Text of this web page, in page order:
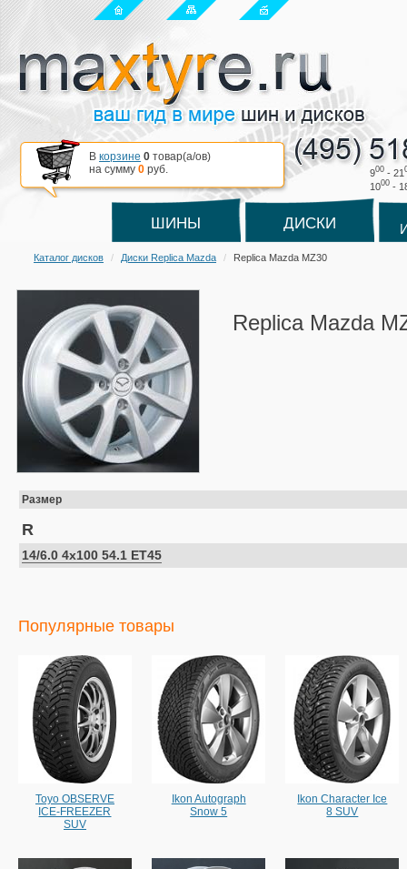
900 - 21
1000 -
В корзине 0 товар(a/ов)
на сумму 0 руб.
ШИНЫ ДИСКИ
Каталог дисков Диски Replica Mazda Replica Mazda MZ30
Replica Mazda
Размер
R
14/6.0 4x100 54.1 ET45
Популярные товары
Toyo OBSERVE
ICE-FREEZER
SUV
Ikon Autograph
Snow 5
Ikon Character Ice
8 SUV